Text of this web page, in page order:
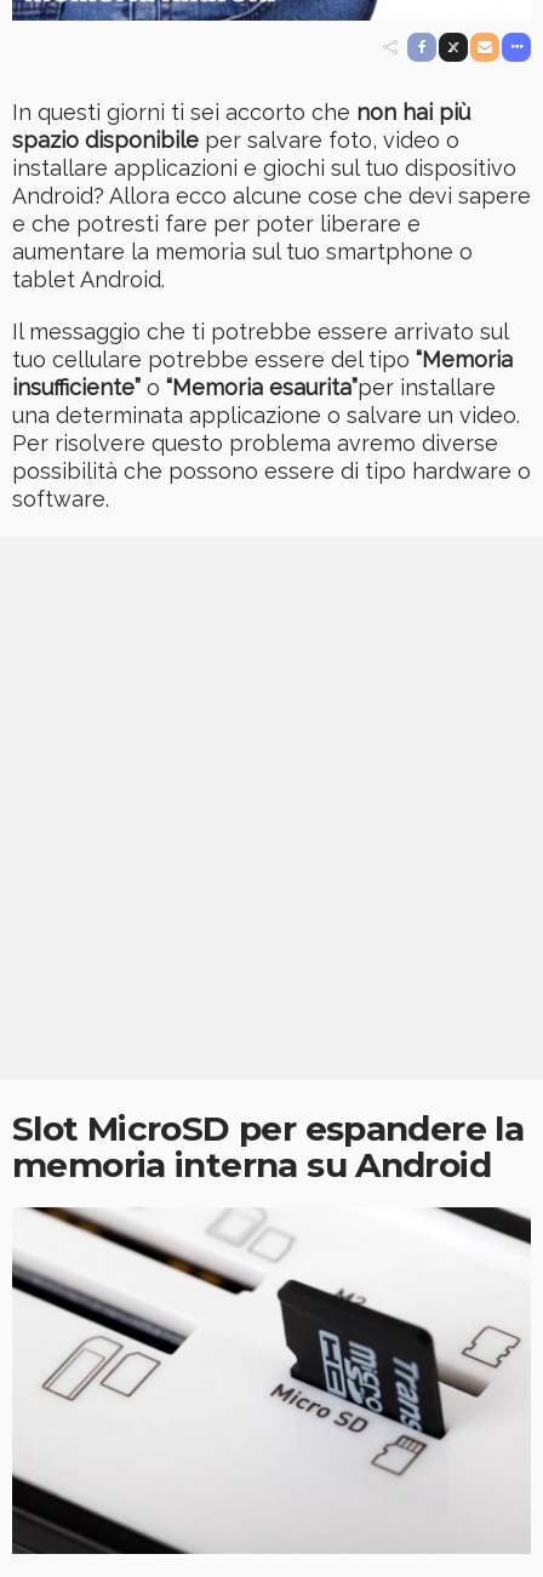
In questi giorni ti sei accorto che non hai più
spazio disponibile per salvare foto, video o
installare applicazioni e giochi sul tuo dispositivo
Android? Allora ecco alcune cose che devi sapere
e che potresti fare per poter liberare e
aumentare la memoria sul tuo smartphone o
tablet Android.
Il messaggio che ti potrebbe essere arrivato sul
tuo cellulare potrebbe essere del tipo “Memoria
insufficiente” o “Memoria esaurita”per installare
una determinata applicazione o salvare un video.
Per risolvere questo problema avremo diverse
possibilità che possono essere di tipo hardware o
software.
Slot MicroSD per espandere la
memoria interna su Android